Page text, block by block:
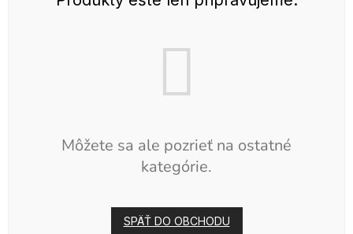
Môžete sa ale pozrieť na ostatné
kategórie.
SPÄŤ DO OBCHODU